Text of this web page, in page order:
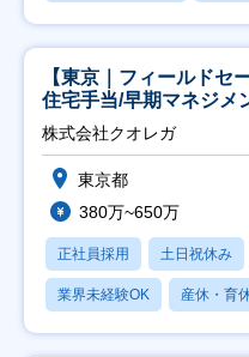
【東京｜フィールドセ
住宅手当/早期マネジメ
株式会社クオレガ
東京都
380万~650万
正社員採用 土日祝休み
業界未経験OK 産休・育